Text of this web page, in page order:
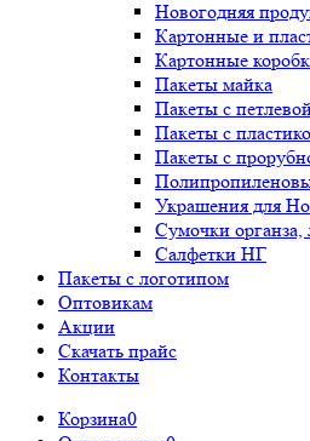
Новогодняя
Картонные и
Картонные
Пакеты майка
Пакеты с
Пакеты с
Пакеты с
Украшения для
Сумочки органза,
Салфетки НГ
Пакеты с логотипом
Оптовикам
Акции
Скачать прайс
Контакты
Корзина0